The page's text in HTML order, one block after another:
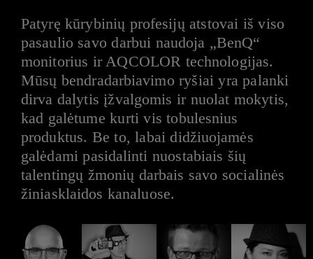
Patyrę kūrybinių profesijų atstovai iš viso
pasaulio savo darbui naudoja „BenQ“
monitorius ir AQCOLOR technologijas.
Mūsų bendradarbiavimo ryšiai yra palanki
dirva dalytis įžvalgomis ir nuolat mokytis,
kad galėtume kurti vis tobulesnius
produktus. Be to, labai didžiuojamės
galėdami pasidalinti nuostabiais šių
talentingų žmonių darbais savo socialinės
žiniasklaidos kanaluose.